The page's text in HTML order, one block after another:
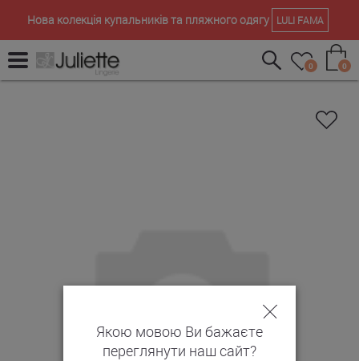
Нова колекція купальників та пляжного одягу LULI FAMA
0 0
Якою мовою Ви бажаєте
переглянути наш сайт?